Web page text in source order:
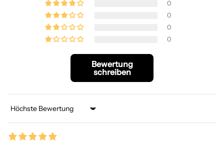
0
0
0
0
Bewertung
schreiben
Sort by